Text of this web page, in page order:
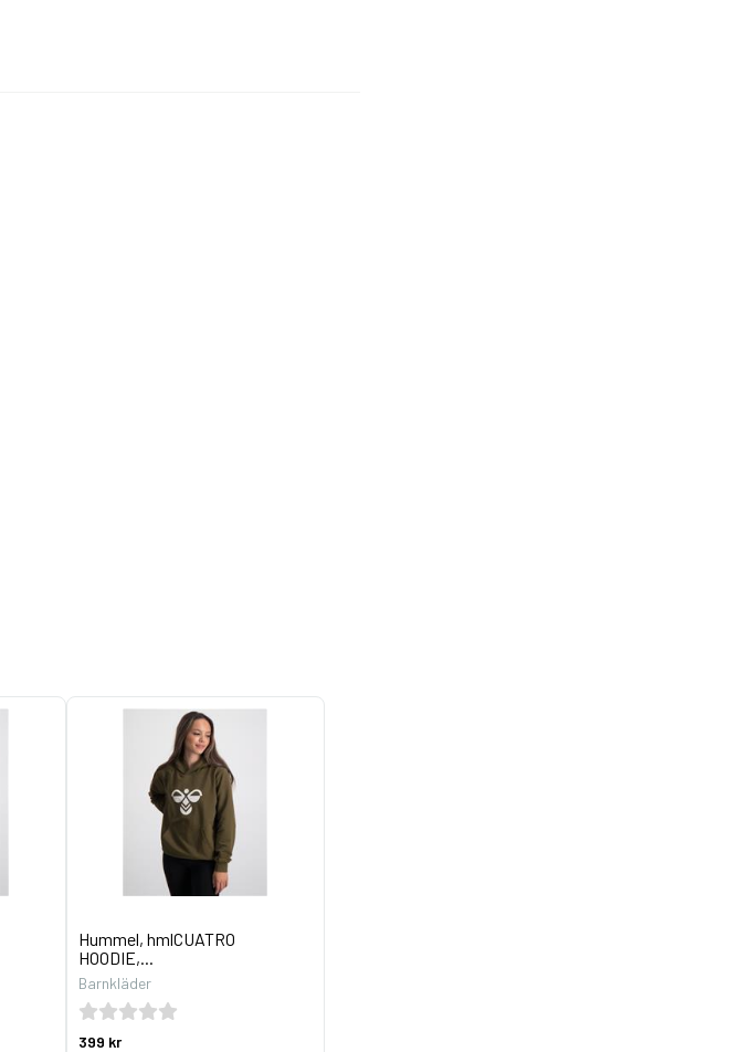
Hummel, hmlCUATRO
HOODIE,...
Barnkläder
399 kr